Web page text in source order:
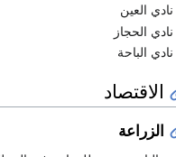
نادي العين
نادي الحجاز
نادي الباحة
الاقتصاد
الزراعة